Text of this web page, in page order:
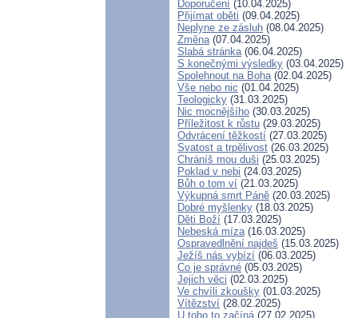
Doporučení (10.04.2025)
Přijímat oběti (09.04.2025)
Neplyne ze zásluh (08.04.2025)
Změna(07.04.2025)
Slabá stránka(06.04.2025)
S konečnými výsledky (03.04.2025)
Spolehnout na Boha(02.04.2025)
Vše nebo nic (01.04.2025)
Teologicky (31.03.2025)
Nic mocnějšího (30.03.2025)
Příležitost k růstu (29.03.2025)
Odvrácení těžkostí (27.03.2025)
Svatost a trpělivost (26.03.2025)
Chráníš mou duši (25.03.2025)
Poklad v nebi (24.03.2025)
Bůh o tom ví (21.03.2025)
Výkupná smrt Páně (20.03.2025)
Dobré myšlenky (18.03.2025)
Děti Boží (17.03.2025)
Nebeská míza(16.03.2025)
Ospravedlnění najdeš (15.03.2025)
Ježíš nás vybízí (06.03.2025)
Co je správné (05.03.2025)
Jejich věci (02.03.2025)
Ve chvíli zkoušky (01.03.2025)
Vítězství (28.02.2025)
U toho to začíná(27.02.2025)